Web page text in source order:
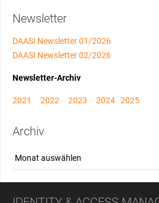
Newsletter
DAASI Newsletter 01/2026
DAASI Newsletter 02/2026
Newsletter-Archiv
2021 2022 2023 2024 2025
Archiv
Archiv